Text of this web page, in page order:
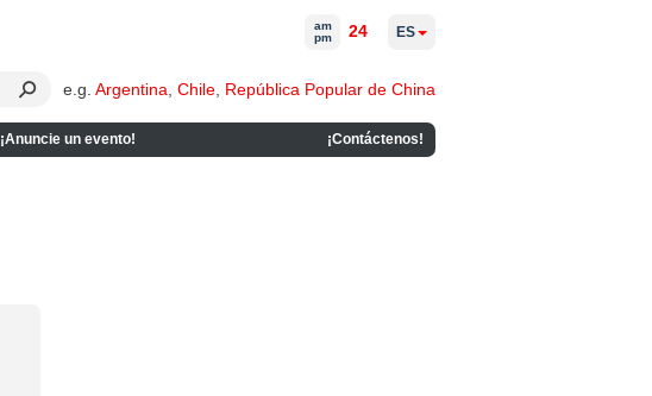
e.g. Argentina Chile República Popular de China
¡Anuncie un evento! ¡Contáctenos!
am
pm
24 ES